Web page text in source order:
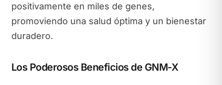
positivamente en miles de genes,
promoviendo una salud óptima y un bienestar
duradero.
Los Poderosos Beneficios de GNM-X